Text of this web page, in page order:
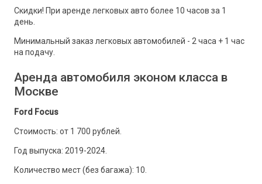
Скидки! При аренде легковых авто более 10 часов за 1
день.
Минимальный заказ легковых автомобилей - 2 часа + 1 час
на подачу.
Аренда автомобиля эконом класса в
Москве
Ford Focus
Стоимость: от 1 700 рублей.
Год выпуска: 2019-2024.
Количество мест (без багажа): 10.